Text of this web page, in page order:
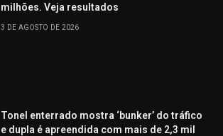
milhões. Veja resultados
3 DE AGOSTO DE 2026
Tonel enterrado mostra ‘bunker’ do tráfico
e dupla é apreendida com mais de 2,3 mil